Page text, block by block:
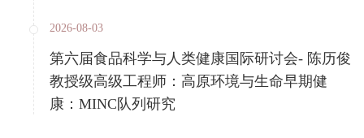
2026-08-03
第六届食品科学与人类健康国际研讨会- 陈历俊
教授级高级工程师：高原环境与生命早期健
康：MINC队列研究